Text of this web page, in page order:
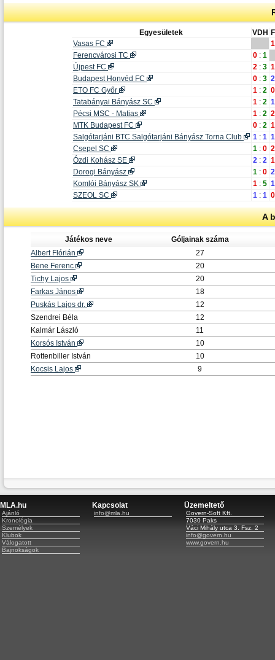
Egyesületek VDH
Vasas FC
1
Ferencvárosi TC
0 : 1
Újpest FC
2 : 3 1
Budapest Honvéd FC
0 : 3 2
ETO FC Győr
1 : 2 0
Tatabányai Bányász SC
1 : 2 1
Pécsi MSC - Matias
1 : 2 2
MTK Budapest FC
0 : 2 1
Salgótarjáni BTC Salgótarjáni Bányász Torna Club
1 : 1 1
Csepel SC
1 : 0 2
Ózdi Kohász SE
2 : 2 1
Dorogi Bányász
1 : 0 2
Komlói Bányász SK
1 : 5 1
SZEOL SC
1 : 1 0
A
Játékos neve
Góljainak száma
Albert Flórián
27
Bene Ferenc
20
Tichy Lajos
20
Farkas János
18
Puskás Lajos dr.
12
Szendrei Béla
12
Kalmár László
11
Korsós István
10
Rottenbiller István
10
Kocsis Lajos
9
MLA.hu
Ajánló
Kronológia
Személyek
Klubok
Válogatott
Bajnokságok
Kapcsolat
info@mla.hu
Üzemeltető
Govern-Soft Kft.
7030 Paks
Váci Mihály utca 3. Fsz. 2
info@govern.hu
www.govern.hu